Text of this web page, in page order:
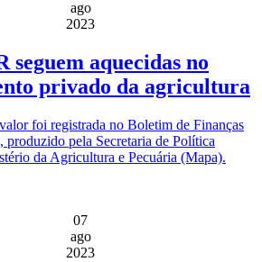
ago
2023
seguem aquecidas no
privado da agricultura
foi registrada no Boletim de Finanças
produzido pela Secretaria de Política
da Agricultura e Pecuária (Mapa).
07
ago
2023